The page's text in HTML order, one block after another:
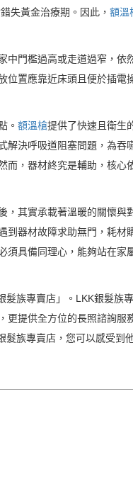
失黃金治療期。因此， 額溫
中門檻過高或走道過窄，
位置應靠近床頭且便於插電
。 額溫槍提供了快速且衛生
解決呼吸道阻塞問題，為
，器材終究是輔助，核心
其實承載著溫暖的關懷與
器材故障求助無門，耗
具備同理心，能夠站在家
族專賣店」。LKK銀髮族
提供全方位的長照諮詢
族專賣店，您可以感受到